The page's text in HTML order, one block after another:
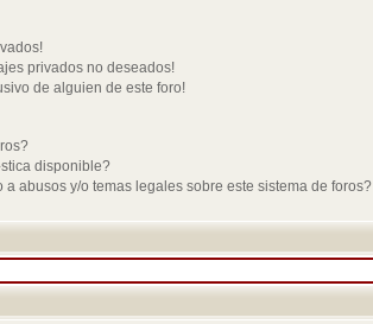
privados no deseados!
de alguien de este foro!
disponible?
abusos y/o temas legales sobre este sistema de foros?